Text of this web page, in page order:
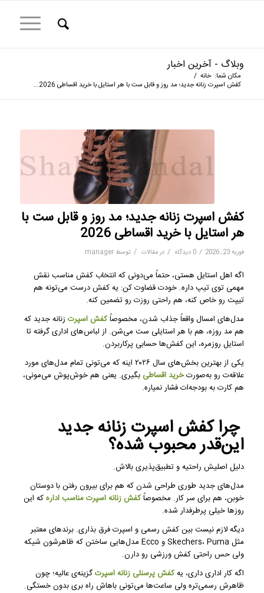
وبلاگ - آخرین اخبار
مکان شما: خانه /
کفش اسپرت زنانه جدید؛ مد روز و قابل ست با هر استایل با خرید اقساطی 2026...
کفش اسپرت زنانه جدید؛ مد روز و قابل ست با
هر استایل با خرید اقساطی 2026
فوریه 23, 2026 / 0 دیدگاه / درمقالات / توسط manager
اگه اهل استایل هستی، حتماً می‌دونی که انتخاب کفش مناسب نقش
مهمی توی تیپ داره. خودت قضاوت کن: یه کفش درست می‌تونه هم
تیپت رو خاص کنه، هم راحتی روزت رو تضمین کنه.
مدل‌های امسال واقعاً جذاب شدن، مخصوصاًکفش اسپرت زنانه جدید که
هم مد روزه، هم با هر استایلی ست می‌شن. از لباس‌های اداری گرفته تا
استایل روزمره، این کفش‌ها حسابی پرکاربردن.
یکی از بهترین بخش‌های سال ۲۰۲۶ اینه که می‌تونی تمام مدل‌های مورد
علاقه‌ت رو به‌صورتخرید اقساطی بگیری. یعنی هم خوش‌پوش می‌مونی،
هم کارت به بودجه‌ات فشار نمیاره.
چرا کفش اسپرت زنانه جدید
این‌قدر محبوب شده؟
دلیل اصلیش راحتیه و تطبیق‌پذیری بالاش.
مدل‌های جدید طوری طراحی شدن که هم برای بیرون رفتن با دوستان
خوبن، هم برای سر کار. مخصوصاًکفش زنانه اسپرت مناسب ادارهکه این
روزها خیلی پرطرفدار شده.
دیگه لازم نیست بین کفش رسمی و اسپرت فرق بذاری. برندهای معتبر
مثل Skechers، Puma و Ecco مدل‌هایی ساختن که ظاهرشون شیکه
ولی حس راحتی کفش ورزشی رو دارن.
اگه کار اداری داری، یهکفش پرسنلی زنانه اسپرتگزینه‌ی عالیه؛ چون
ظاهرش رسمی‌تره ولی ساعت‌ها می‌تونی باهاش راه بری بدون خستگی.